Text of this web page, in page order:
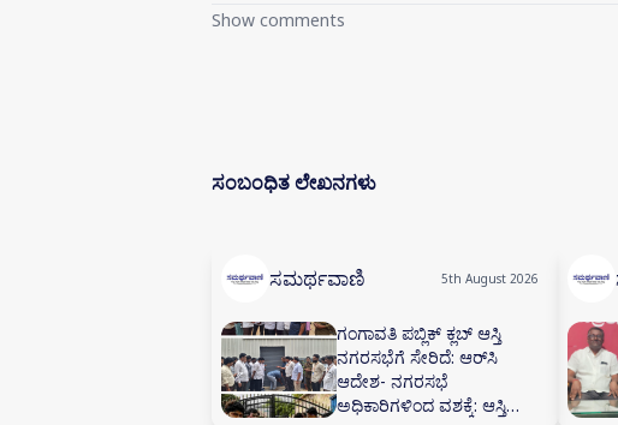
Show comments
ಸಂಬಂಧಿತ ಲೇಖನಗಳು
ಸಮರ್ಥವಾಣಿ 5th August 2026
ಗಂಗಾವತಿ ಪಬ್ಲಿಕ್ ಕ್ಲಬ್ ಆಸ್ತಿ
ನಗರಸಭೆಗೆ ಸೇರಿದೆ: ಆರ್‌ಸಿ
ಆದೇಶ- ನಗರಸಭೆ
ಅಧಿಕಾರಿಗಳಿಂದ ವಶಕ್ಕೆ: ಆಸ್ತಿ